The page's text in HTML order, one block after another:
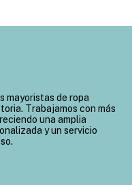
mayoristas de ropa
Trabajamos con más
una amplia
y un servicio